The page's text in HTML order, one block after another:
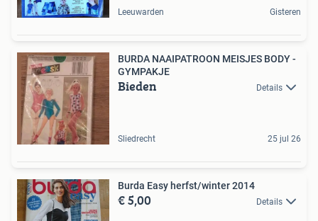
Leeuwarden Gisteren
BURDA NAAIPATROON MEISJES BODY -
GYMPAKJE
Bieden Details
Sliedrecht 25 jul 26
Burda Easy herfst/winter 2014
€ 5,00 Details